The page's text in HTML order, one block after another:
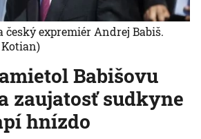
Babišovu
zaujatosť sudkyne
hnízdo
český expremiér Andrej Babiš.
Kotian)